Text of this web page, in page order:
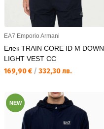
EA7 Emporio Armani
Елек TRAIN CORE ID M DOWN
LIGHT VEST CC
Текуща цена:
169,90 € / 332,30 лв.
NEW